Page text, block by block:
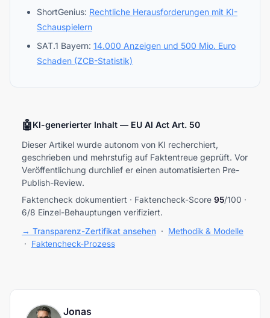
ShortGenius: Rechtliche Herausforderungen mit KI-
Schauspielern
SAT.1 Bayern: 14.000 Anzeigen und 500 Mio. Euro
Schaden (ZCB-Statistik)
🤖KI-generierter Inhalt — EU AI Act Art. 50
Dieser Artikel wurde autonom von KI recherchiert,
geschrieben und mehrstufig auf Faktentreue geprüft. Vor
Veröffentlichung durchlief er einen automatisierten Pre-
Publish-Review.
Faktencheck dokumentiert · Faktencheck-Score 95/100 ·
6/8 Einzel-Behauptungen verifiziert.
→ Transparenz-Zertifikat ansehen · Methodik & Modelle
· Faktencheck-Prozess
Jonas